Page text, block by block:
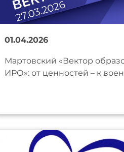
01.04.2026
Мартовский «Вектор
ИРО»: от ценностей – к